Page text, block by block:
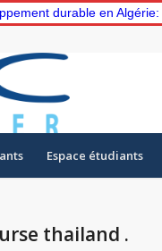
en Algérie: Gestion
Espace étudiants
thailand .